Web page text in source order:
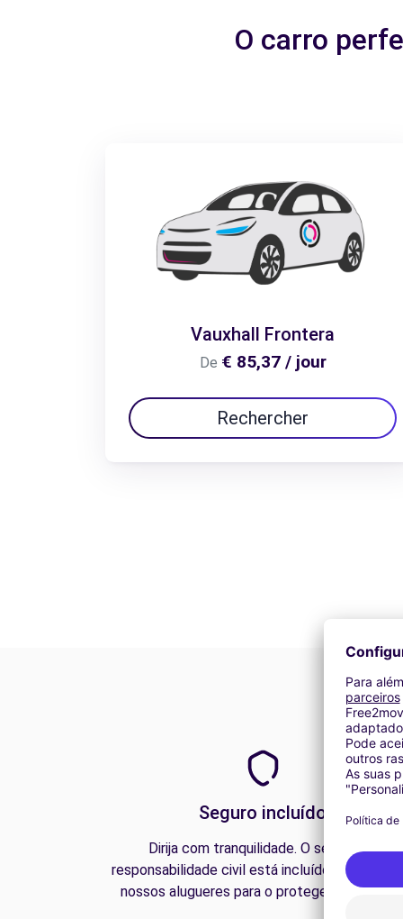
O carro
Vauxhall Frontera
De € 85,37 / jour
Rechercher
Seguro incluído
Dirija com tranquilidade. O seguro de
responsabilidade civil está incluído em todos
nossos alugueres para o proteger na